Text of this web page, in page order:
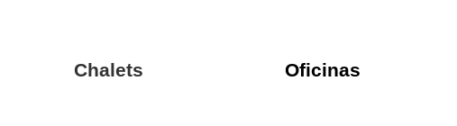
Chalets Oficinas